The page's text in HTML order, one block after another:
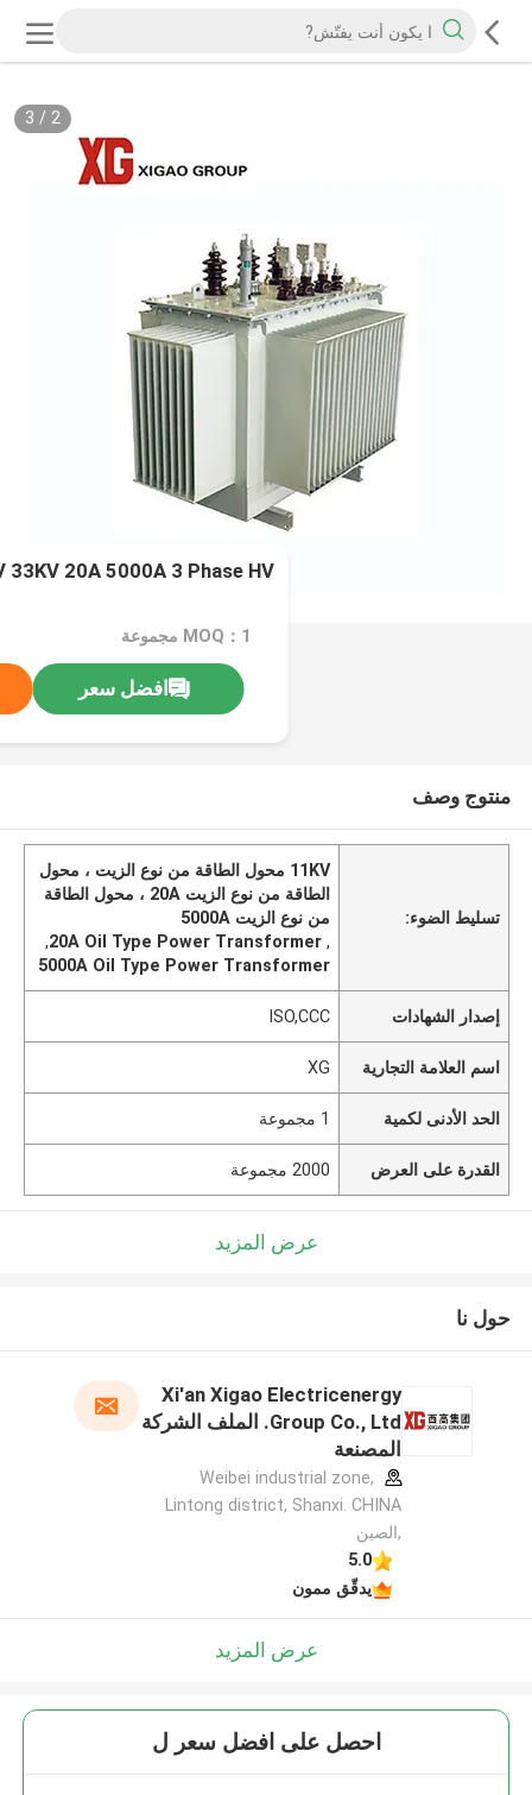
2
/
3
33KV 20A 5000A 3 Phase HV.
MOQ：1 مجموعة
افضل سعر
منتوج وصف
تسليط الضوء:
11KV محول الطاقة من نوع الزيت ، محول
الطاقة من نوع الزيت 20A ، محول الطاقة
من نوع الزيت 5000A
,
20A Oil Type Power Transformer
,
5000A Oil Type Power Transformer
إصدار الشهادات ISO,CCC
اسم العلامة التجارية XG
الحد الأدنى لكمية 1 مجموعة
القدرة على العرض 2000 مجموعة
عرض المزيد
حول نا
Xi'an Xigao Electricenergy
Group Co., Ltd. الملف الشركة
المصنعة
Weibei industrial zone,
Lintong district, Shanxi. CHINA
,الصين
5.0
يدقّق ممون
عرض المزيد
احصل على افضل سعر ل